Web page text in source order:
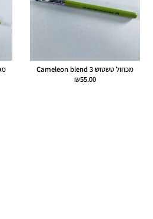
מכחול טשטוש 3 Cameleon blend
₪55.00